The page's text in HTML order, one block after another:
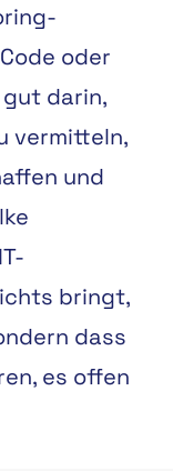
oder
darin,
vermitteln,
und
bringt,
dass
es offen